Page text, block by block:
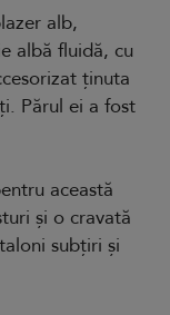
alb,
albă fluidă, cu
ținuta
Părul ei a fost
această
și o cravată
subțiri și